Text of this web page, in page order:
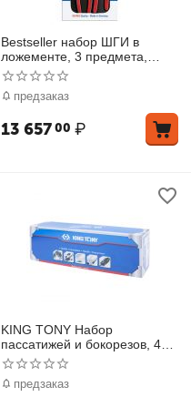
Bestseller набор ШГИ в
ложементе, 3 предмета,
комплектация: KN-0302180
плоскогубцы, KN-7002160
бокор
предзаказ
13 65700 ₽
KING TONY Набор
пассатижей и бокорезов, 4
предмета
предзаказ